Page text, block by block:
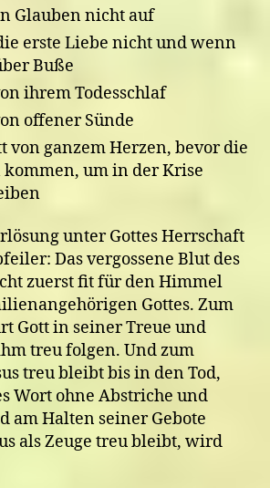
Glauben nicht auf
erste Liebe nicht und wenn
Buße
ihrem Todesschlaf
offener Sünde
von ganzem Herzen, bevor die
um in der Krise
unter Gottes Herrschaft
Das vergossene Blut des
zuerst fit für den Himmel
Gottes. Zum
Gott in seiner Treue und
treu folgen. Und zum
treu bleibt bis in den Tod,
Wort ohne Abstriche und
am Halten seiner Gebote
als Zeuge treu bleibt, wird